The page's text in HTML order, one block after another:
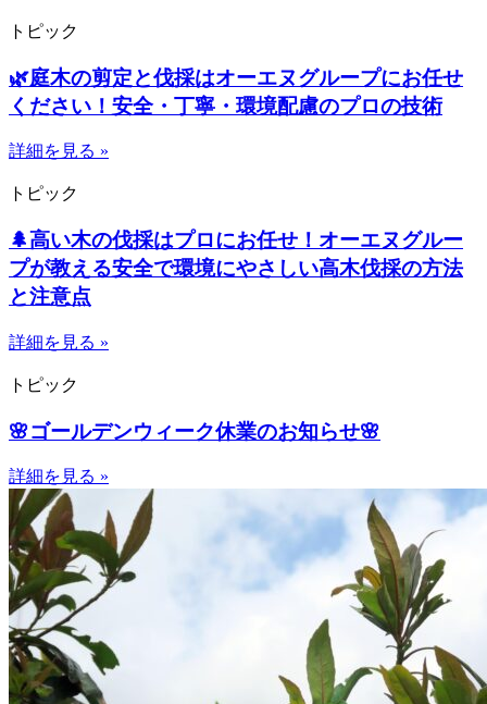
トピック
🌿庭木の剪定と伐採はオーエヌグループにお任せ
ください！安全・丁寧・環境配慮のプロの技術
詳細を見る »
トピック
🌲高い木の伐採はプロにお任せ！オーエヌグルー
プが教える安全で環境にやさしい高木伐採の方法
と注意点
詳細を見る »
トピック
🌸ゴールデンウィーク休業のお知らせ🌸
詳細を見る »